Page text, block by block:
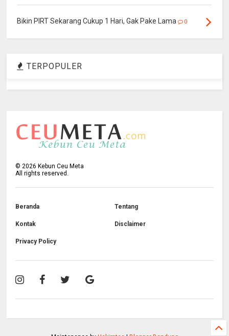
Bikin PIRT Sekarang Cukup 1 Hari, Gak Pake Lama 0
TERPOPULER
© 2026 Kebun Ceu Meta
All rights reserved.
Beranda Tentang
Kontak Disclaimer
Privacy Policy